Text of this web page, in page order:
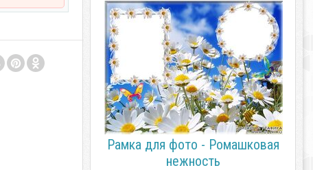
Рамка для фото - Ромашковая
нежность